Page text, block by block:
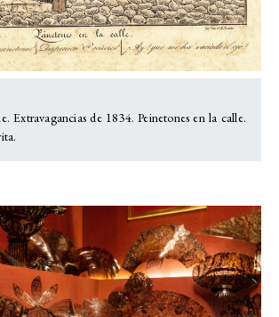
Extravagancias de 1834. Peinetones en la calle.